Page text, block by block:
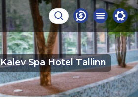
Kalev Spa Hotel Tallinn